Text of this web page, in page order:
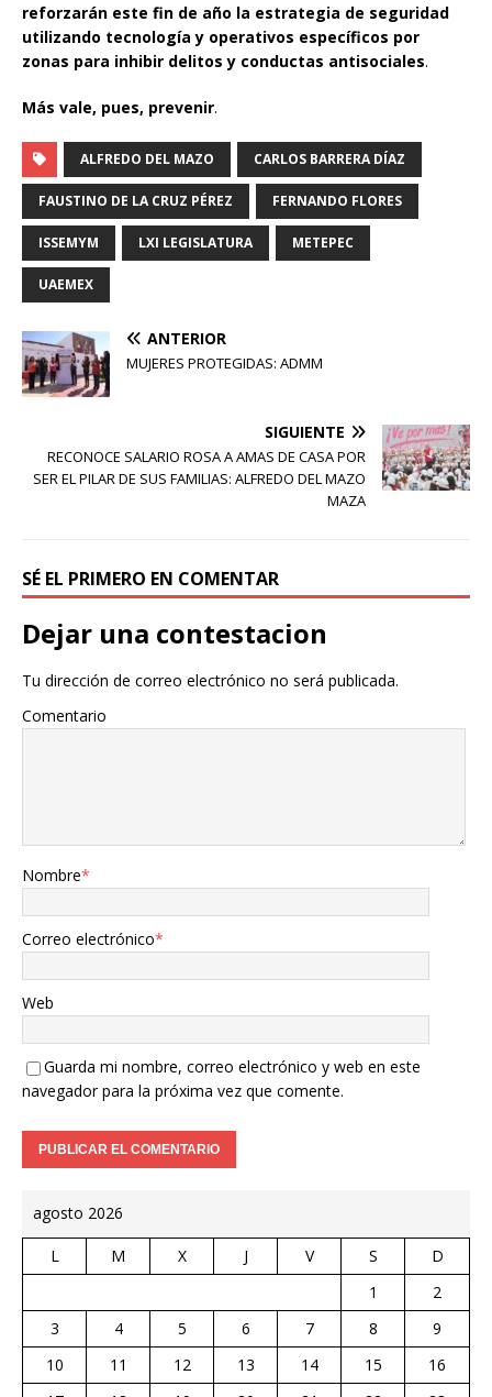
reforzarán este fin de año la estrategia de seguridad
utilizando tecnología y operativos específicos por
zonas para inhibir delitos y conductas antisociales.
Más vale, pues, prevenir.
ALFREDO DEL MAZO CARLOS BARRERA DÍAZ
FAUSTINO DE LA CRUZ PÉREZ FERNANDO FLORES
ISSEMYM LXI LEGISLATURA METEPEC
UAEMEX
ANTERIOR
MUJERES PROTEGIDAS: ADMM
SIGUIENTE
RECONOCE SALARIO ROSA A AMAS DE CASA POR
SER EL PILAR DE SUS FAMILIAS: ALFREDO DEL MAZO
MAZA
SÉ EL PRIMERO EN COMENTAR
Dejar una contestacion
Tu dirección de correo electrónico no será publicada.
Comentario
Nombre*
Correo electrónico*
Web
Guarda mi nombre, correo electrónico y web en este
navegador para la próxima vez que comente.
agosto 2026
L M X J V S
D
1
2
3
4 5 6 7 8
9
10
11 12 13 14 15
16